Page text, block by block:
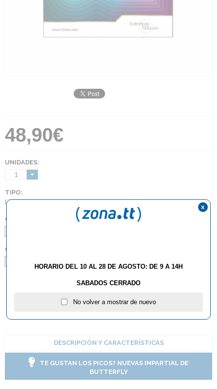
48,90€
UNIDADES:
1
TIPO:
Lisas
COLOR:
GROSOR:
DESCRIPCIÓN Y CARACTERÍSTICAS
TE GUSTAN LOS PICOS? NUEVAS IMPARTIAL DE
BUTTERFLY
HORARIO DEL 10 AL 28 DE AGOSTO: DE 9 A 14H
SABADOS CERRADO
No volver a mostrar de nuevo
x